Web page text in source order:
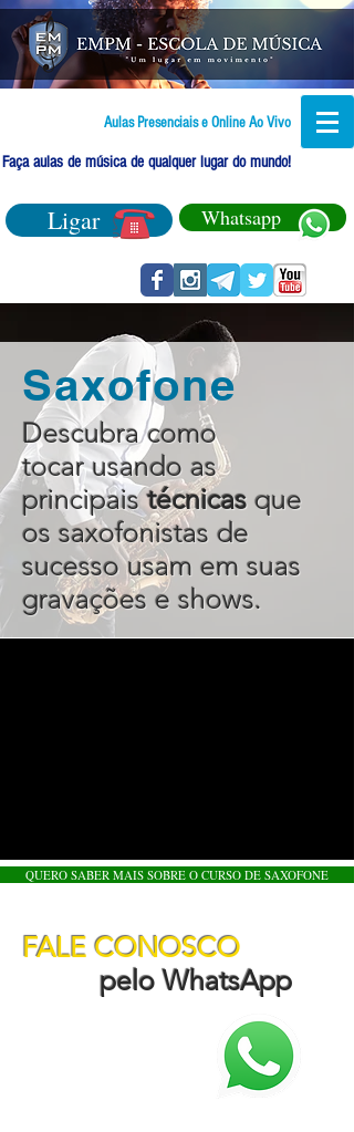
Aulas Presenciais e Online Ao Vivo
Faça aulas de música de qualquer lugar do mundo!
Ligar Whatsapp
Saxofone
Descubra como
tocar usando as
principaistécnicas que
os saxofonistas de
sucesso usam em suas
gravações e shows.
QUERO SABER MAIS SOBRE O CURSO DE SAXOFONE
FALE CONOSCO
pelo WhatsApp